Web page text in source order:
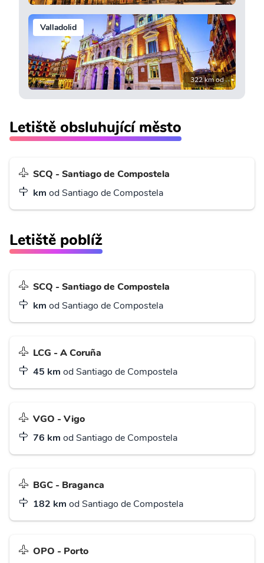
Valladolid
322 km od
Letiště obsluhující město
SCQ - Santiago de Compostela
km od Santiago de Compostela
Letiště poblíž
SCQ - Santiago de Compostela
km od Santiago de Compostela
LCG - A Coruña
45 km od Santiago de Compostela
VGO - Vigo
76 km od Santiago de Compostela
BGC - Braganca
182 km od Santiago de Compostela
OPO - Porto